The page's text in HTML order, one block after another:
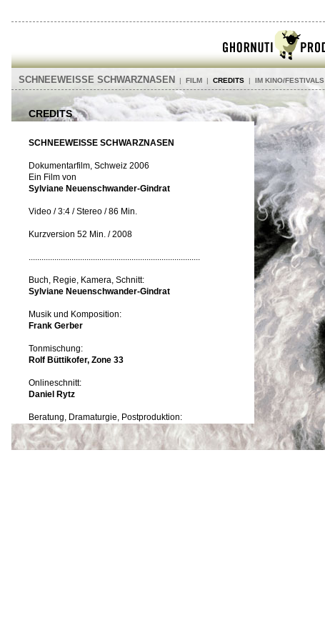
SCHNEEWEISSE SCHWARZNASEN | FILM | CREDITS | IM KINO/FESTIVALS
CREDITS
SCHNEEWEISSE SCHWARZNASEN
Dokumentarfilm, Schweiz 2006
Ein Film von
Sylviane Neuenschwander-Gindrat
Video / 3:4 / Stereo / 86 Min.
Kurzversion 52 Min. / 2008
................................................................................
Buch, Regie, Kamera, Schnitt:
Sylviane Neuenschwander-Gindrat
Musik und Komposition:
Frank Gerber
Tonmischung:
Rolf Büttikofer, Zone 33
Onlineschnitt:
Daniel Rytz
Beratung, Dramaturgie, Postproduktion:
Ursula von Keitz
Katrin Oester